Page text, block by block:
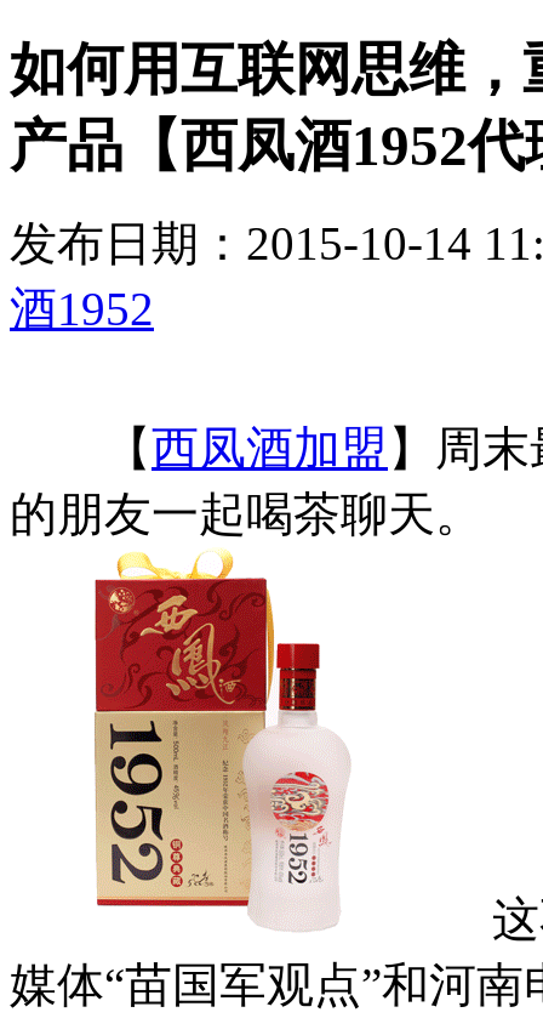
如何用互联网思维
产品【西凤酒1952代
发布日期：2015-10-14
酒1952
【西凤酒加盟 】周
的朋友一起喝茶聊天。
这不
媒体“苗国军观点”和河